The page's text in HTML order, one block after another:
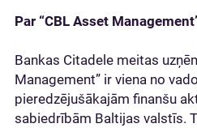
Par “CBL Asset
Bankas Citadele meitas
Management” ir viena no
pieredzējušākajām finanšu
sabiedrībām Baltijas valstīs.